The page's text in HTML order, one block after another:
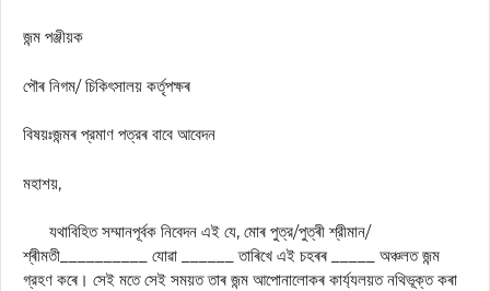
জন্ম পঞ্জীয়ক
পৌৰ নিগম/ চিকিৎসালয় কৰ্তৃপক্ষৰ
বিষয়ঃজন্মৰ প্রমাণ পত্রৰ বাবে আবেদন
মহাশয়,
যথাবিহিত সম্মানপূর্বক নিবেদন এই যে, মােৰ পুত্র/পুত্ৰী শ্রীমান/
শ্ৰীমতী__________ যোৱা ______ তাৰিখে এই চহৰৰ _____ অঞ্চলত জন্ম
গ্রহণ কৰে। সেই মতে সেই সময়ত তাৰ জন্ম আপােনালােকৰ কাৰ্য্যলয়ত নথিভূক্ত কৰা